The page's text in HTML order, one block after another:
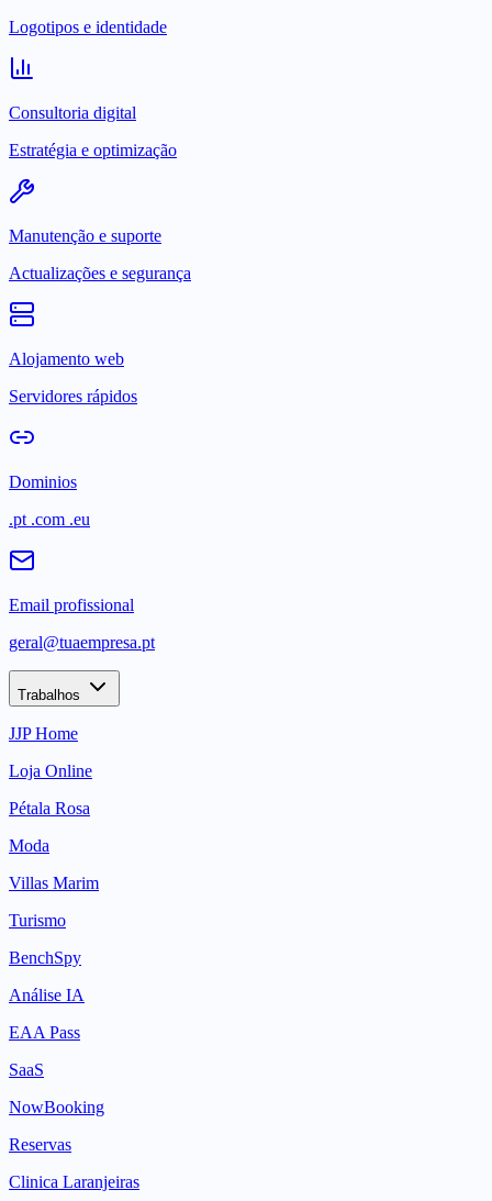
Logotipos e identidade
Consultoria digital
Estratégia e optimização
Manutenção e suporte
Actualizações e segurança
Alojamento web
Servidores rápidos
Dominios
.pt .com .eu
Email profissional
geral@tuaempresa.pt
Trabalhos
JJP Home
Loja Online
Pétala Rosa
Moda
Villas Marim
Turismo
BenchSpy
Análise IA
EAA Pass
SaaS
NowBooking
Reservas
Clinica Laranjeiras